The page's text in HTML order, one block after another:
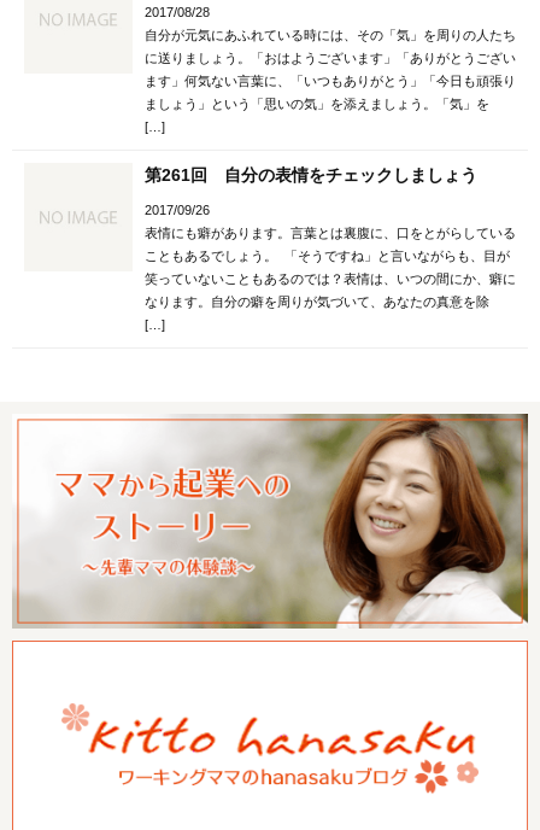
2017/08/28
自分が元気にあふれている時には、その「気」を周りの人たち
に送りましょう。「おはようございます」「ありがとうござい
ます」何気ない言葉に、「いつもありがとう」「今日も頑張り
ましょう」という「思いの気」を添えましょう。「気」を
[…]
第261回 自分の表情をチェックしましょう
2017/09/26
表情にも癖があります。言葉とは裏腹に、口をとがらしている
こともあるでしょう。 「そうですね」と言いながらも、目が
笑っていないこともあるのでは？表情は、いつの間にか、癖に
なります。自分の癖を周りが気づいて、あなたの真意を除
[…]